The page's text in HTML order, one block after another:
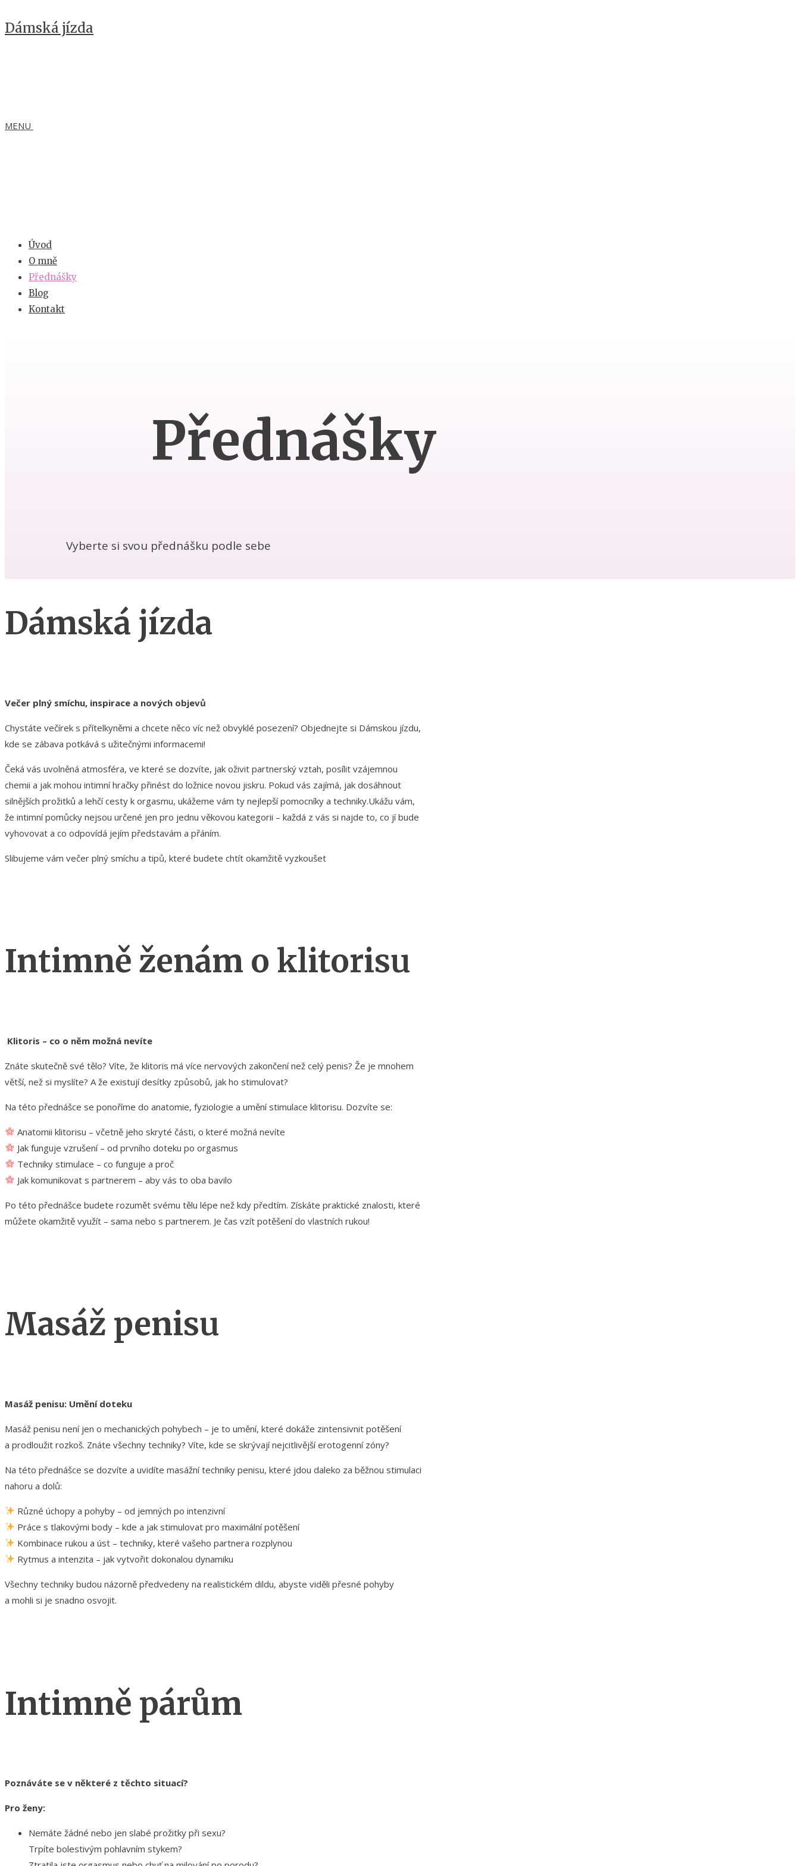
Dámská jízda
MENU
Úvod
O mně
Přednášky
Blog
Kontakt
Přednášky
Vyberte si svou přednášku podle sebe
Dámská jízda
Večer plný smíchu, inspirace a nových objevů
Chystáte večírek s přítelkyněmi a chcete něco víc než obvyklé posezení? Objednejte si Dámskou jízdu,
kde se zábava potkává s užitečnými informacemi!
Čeká vás uvolněná atmosféra, ve které se dozvíte, jak oživit partnerský vztah, posílit vzájemnou
chemii a jak mohou intimní hračky přinést do ložnice novou jiskru. Pokud vás zajímá, jak dosáhnout
silnějších prožitků a lehčí cesty k orgasmu, ukážeme vám ty nejlepší pomocníky a techniky.Ukážu vám,
že intimní pomůcky nejsou určené jen pro jednu věkovou kategorii – každá z vás si najde to, co jí bude
vyhovovat a co odpovídá jejím představám a přáním.
Slibujeme vám večer plný smíchu a tipů, které budete chtít okamžitě vyzkoušet
Intimně ženám o klitorisu
Klitoris – co o něm možná nevíte
Znáte skutečně své tělo? Víte, že klitoris má více nervových zakončení než celý penis? Že je mnohem
větší, než si myslíte? A že existují desítky způsobů, jak ho stimulovat?
Na této přednášce se ponoříme do anatomie, fyziologie a umění stimulace klitorisu. Dozvíte se:
Anatomii klitorisu – včetně jeho skryté části, o které možná nevíte
Jak funguje vzrušení – od prvního doteku po orgasmus
Techniky stimulace – co funguje a proč
Jak komunikovat s partnerem – aby vás to oba bavilo
Po této přednášce budete rozumět svému tělu lépe než kdy předtím. Získáte praktické znalosti, které
můžete okamžitě využít – sama nebo s partnerem. Je čas vzít potěšení do vlastních rukou!
Masáž penisu
Masáž penisu: Umění doteku
Masáž penisu není jen o mechanických pohybech – je to umění, které dokáže zintensivnit potěšení
a prodloužit rozkoš. Znáte všechny techniky? Víte, kde se skrývají nejcitlivější erotogenní zóny?
Na této přednášce se dozvíte a uvidíte masážní techniky penisu, které jdou daleko za běžnou stimulaci
nahoru a dolů:
Různé úchopy a pohyby – od jemných po intenzivní
Práce s tlakovými body – kde a jak stimulovat pro maximální potěšení
Kombinace rukou a úst – techniky, které vašeho partnera rozplynou
Rytmus a intenzita – jak vytvořit dokonalou dynamiku
Všechny techniky budou názorně předvedeny na realistickém dildu, abyste viděli přesné pohyby
a mohli si je snadno osvojit.
Intimně párům
Poznáváte se v některé z těchto situací?
Pro ženy:
Nemáte žádné nebo jen slabé prožitky při sexu?
Trpíte bolestivým pohlavním stykem?